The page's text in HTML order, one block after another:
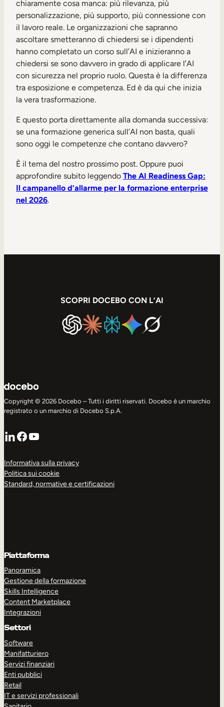
chiaramente cosa manca: più rilevanza, più
personalizzazione, più supporto, più connessione con
il lavoro reale. Le organizzazioni che sapranno
ascoltare smetteranno di chiedersi se i dipendenti
hanno completato un corso sull’AI e inizieranno a
chiedersi se sono davvero in grado di applicare l’AI
con sicurezza nel proprio ruolo. Questa è la differenza
tra esposizione e competenza. Ed è da qui che inizia
la vera trasformazione.
E questo porta direttamente alla domanda successiva:
se una formazione generica sull’AI non basta, quali
sono oggi le competenze che contano davvero?
È il tema del nostro prossimo post. Oppure puoi
approfondire subito leggendo The AI Readiness Gap:
Il campanello d’allarme per la formazione enterprise
nel 2026.
SCOPRI DOCEBO CON L’AI
Copyright © 2026 Docebo – Tutti i diritti riservati. Docebo è un marchio
registrato o un marchio di Docebo S.p.A.
LinkedIn
Facebook
YouTube
Informativa sulla privacy
Politica sui cookie
Standard, normative e certificazioni
Piattaforma
Panoramica
Gestione della formazione
Skills Intelligence
Content Marketplace
Integrazioni
Settori
Software
Manifatturiero
Servizi finanziari
Enti pubblici
Retail
IT e servizi professionali